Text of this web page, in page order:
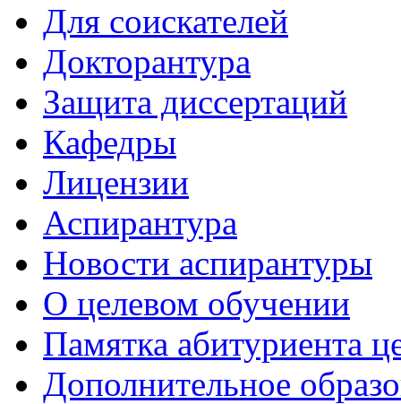
Для соискателей
Докторантура
Защита диссертаций
Кафедры
Лицензии
Аспирантура
Новости аспирантуры
О целевом обучении
Памятка абитуриента
Дополнительное